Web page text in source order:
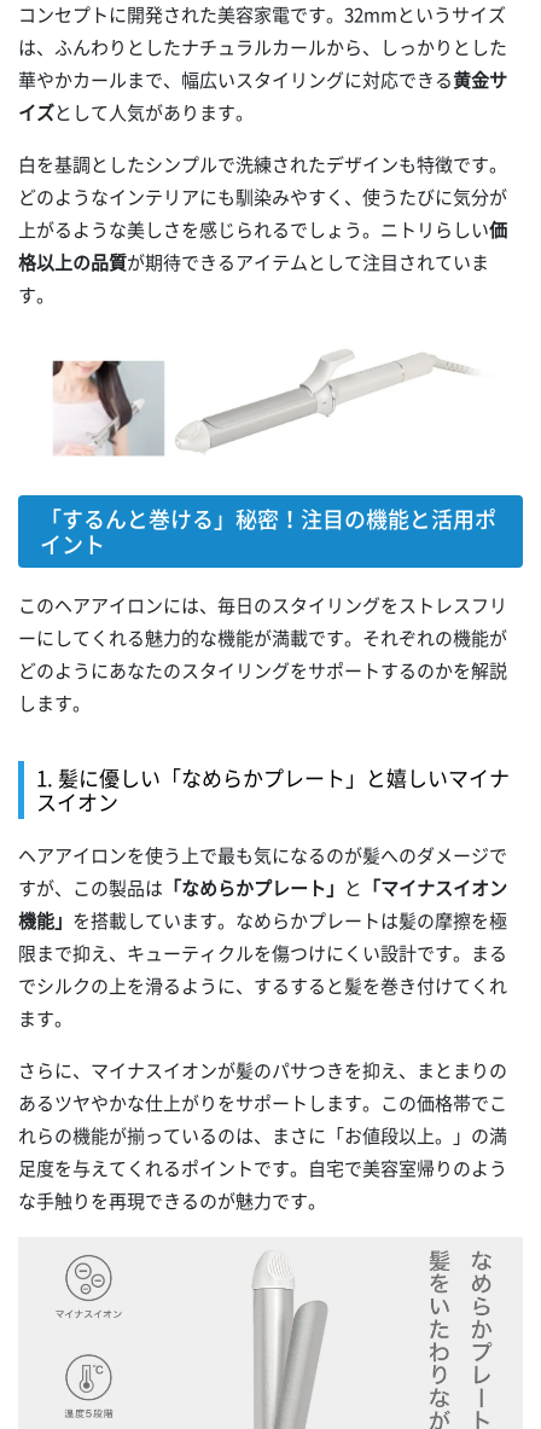
コンセプトに開発された美容家電です。32mmというサイズ
は、ふんわりとしたナチュラルカールから、しっかりとした
華やかカールまで、幅広いスタイリングに対応できる黄金サ
イズとして人気があります。
白を基調としたシンプルで洗練されたデザインも特徴です。
どのようなインテリアにも馴染みやすく、使うたびに気分が
上がるような美しさを感じられるでしょう。ニトリらしい価
格以上の品質が期待できるアイテムとして注目されていま
す。
「するんと巻ける」秘密！注目の機能と活用ポ
イント
このヘアアイロンには、毎日のスタイリングをストレスフリ
ーにしてくれる魅力的な機能が満載です。それぞれの機能が
どのようにあなたのスタイリングをサポートするのかを解説
します。
1. 髪に優しい「なめらかプレート」と嬉しいマイナ
スイオン
ヘアアイロンを使う上で最も気になるのが髪へのダメージで
すが、この製品は 「なめらかプレート」 と 「マイナスイオン
機能」 を搭載しています。なめらかプレートは髪の摩擦を極
限まで抑え、キューティクルを傷つけにくい設計です。まる
でシルクの上を滑るように、するすると髪を巻き付けてくれ
ます。
さらに、マイナスイオンが髪のパサつきを抑え、まとまりの
あるツヤやかな仕上がりをサポートします。この価格帯でこ
れらの機能が揃っているのは、まさに「お値段以上。」の満
足度を与えてくれるポイントです。自宅で美容室帰りのよう
な手触りを再現できるのが魅力です。